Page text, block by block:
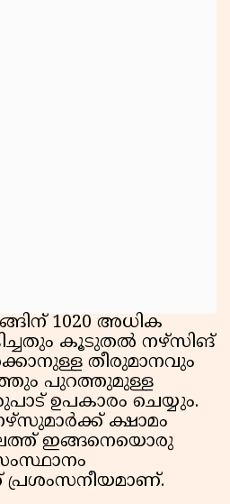
1020 അധിക
കൂടുതൽ നഴ്‌സിങ്
തീരുമാനവും
പുറത്തുമുള്ള
ഉപകാരം ചെയ്യും.
ക്ഷാമം
ഇങ്ങനെയൊരു